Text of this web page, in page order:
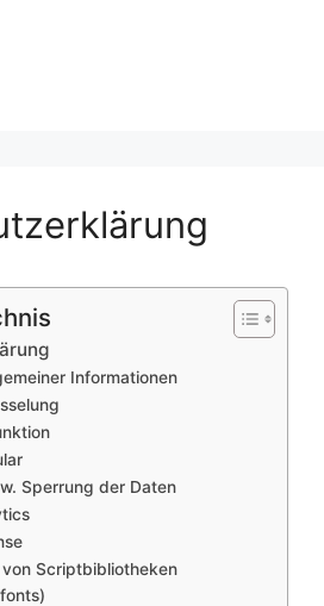
Informationen
Sperrung der Daten
Scriptbibliotheken